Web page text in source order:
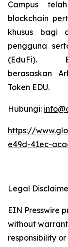
Campus
blockchain
khusus bagi
pengguna
(EduFi).
berasaskan
Token EDU.
Hubungi:
https://
e49d-41ec-
Legal
EIN Presswire
without
responsibility